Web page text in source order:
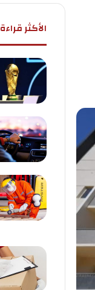
الأكثر قراءة